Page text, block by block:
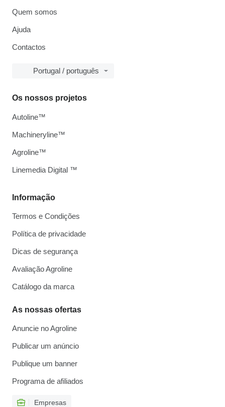
Quem somos
Ajuda
Contactos
Portugal / português
Informação
Termos e Condições
Política de privacidade
Dicas de segurança
Avaliação Agroline
Catálogo da marca
As nossas ofertas
Anuncie no Agroline
Publicar um anúncio
Publique um banner
Programa de afiliados
Empresas
Os nossos projetos
Autoline™
Machineryline™
Agroline™
Linemedia Digital ™